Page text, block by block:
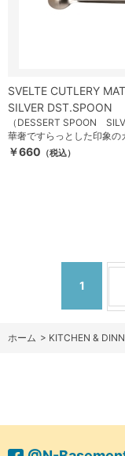
SVELTE CUTLERY
SILVER DST.SPOON
（DESSERT SPOON
華奢ですらっとした印象の
￥660 （税込）
1
ホーム > KITCHEN &